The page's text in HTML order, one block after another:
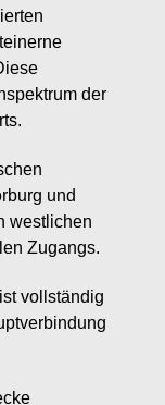
der
und
westlichen
Zugangs.
vollständig